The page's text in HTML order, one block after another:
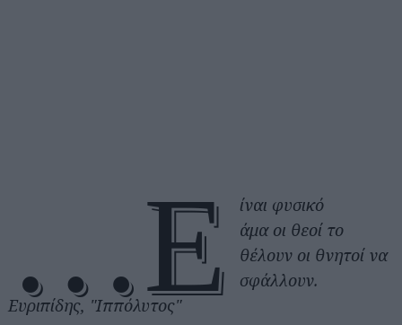
…Ε
ίναι φυσικό
άμα οι θεοί το
θέλουν οι θνητοί να
σφάλλουν.
Ευριπίδης, "Ιππόλυτος"